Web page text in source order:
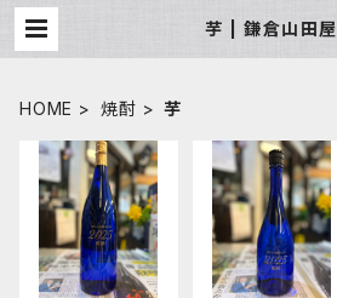
芋 | 鎌倉山田屋
HOME 焼酎 芋